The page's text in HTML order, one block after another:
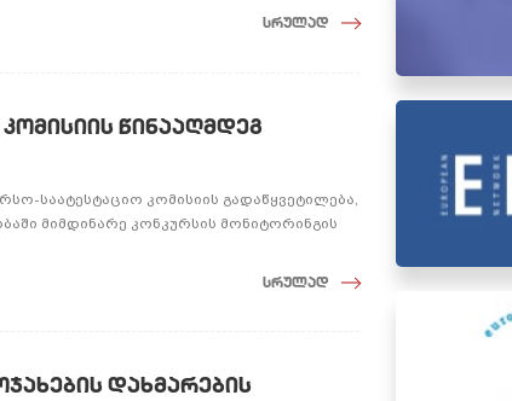
სრულად
წინააღმდეგ
საატესტაციო კომისიის გადაწყვეტილება,
მიმდინარე კონკურსის მონიტორინგის
სრულად
დახმარების